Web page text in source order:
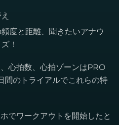
度と距離、聞きたいアナウ
！
心拍数、心拍ゾーンはPRO
間のトライアルでこれらの特
でワークアウトを開始したと